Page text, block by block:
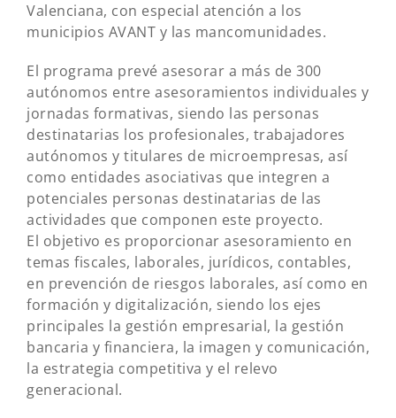
Valenciana, con especial atención a los
municipios AVANT y las mancomunidades.
El programa prevé asesorar a más de 300
autónomos entre asesoramientos individuales y
jornadas formativas, siendo las personas
destinatarias los profesionales, trabajadores
autónomos y titulares de microempresas, así
como entidades asociativas que integren a
potenciales personas destinatarias de las
actividades que componen este proyecto.
El objetivo es proporcionar asesoramiento en
temas fiscales, laborales, jurídicos, contables,
en prevención de riesgos laborales, así como en
formación y digitalización, siendo los ejes
principales la gestión empresarial, la gestión
bancaria y financiera, la imagen y comunicación,
la estrategia competitiva y el relevo
generacional.